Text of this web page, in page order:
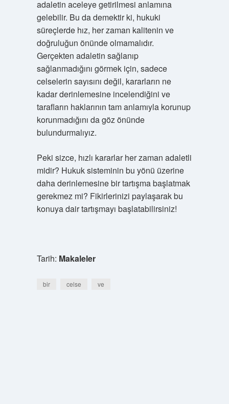
adaletin aceleye getirilmesi anlamına
gelebilir. Bu da demektir ki, hukuki
süreçlerde hız, her zaman kalitenin ve
doğruluğun önünde olmamalıdır.
Gerçekten adaletin sağlanıp
sağlanmadığını görmek için, sadece
celselerin sayısını değil, kararların ne
kadar derinlemesine incelendiğini ve
tarafların haklarının tam anlamıyla korunup
korunmadığını da göz önünde
bulundurmalıyız.
Peki sizce, hızlı kararlar her zaman adaletli
midir? Hukuk sisteminin bu yönü üzerine
daha derinlemesine bir tartışma başlatmak
gerekmez mi? Fikirlerinizi paylaşarak bu
konuya dair tartışmayı başlatabilirsiniz!
Tarih: Makaleler
bir celse ve